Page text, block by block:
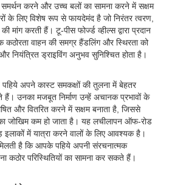
समर्थन करने और उच्च बलों का सामना करने में सक्षम
के लिए विशेष रूप से फायदेमंद है जो निरंतर त्वरण,
करती हैं। टू-पीस फोर्ज्ड व्हील्स द्वारा प्रदान
कठोरता वाहन की समग्र हैंडलिंग और स्थिरता को
नियंत्रित ड्राइविंग अनुभव सुनिश्चित होता है।
अपने कास्ट समकक्षों की तुलना में बेहतर
हैं। उनका मजबूत निर्माण उन्हें अचानक प्रभावों के
और वितरित करने में सक्षम बनाता है, जिससे
जोखिम कम हो जाता है। यह लचीलापन ऑफ-रोड
इलाकों में यात्रा करने वालों के लिए आवश्यक है।
है कि आपके पहिये अपनी संरचनात्मक
कठोर परिस्थितियों का सामना कर सकते हैं।